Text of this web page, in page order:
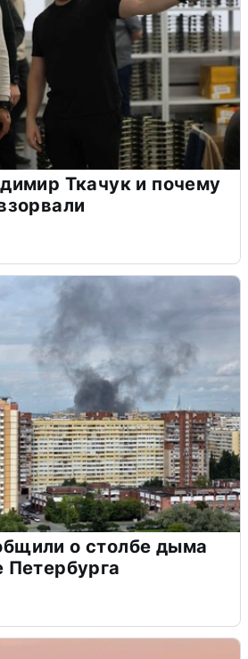
Ткачук и почему
о столбе дыма
Петербурга